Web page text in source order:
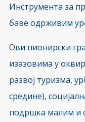
Инструмента за
баве одрживим
Ови пионирски
изазовима у
развој туризма,
средине),
подршка малим и